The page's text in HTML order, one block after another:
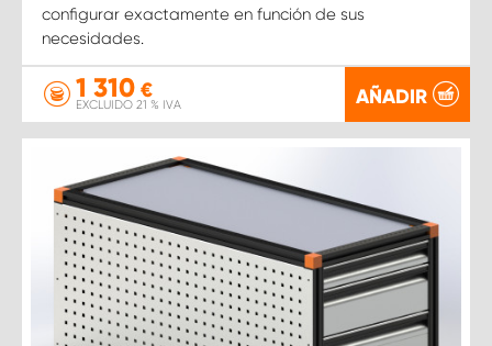
configurar exactamente en función de sus
necesidades.
1 310 €
EXCLUIDO 21 % IVA AÑADIR